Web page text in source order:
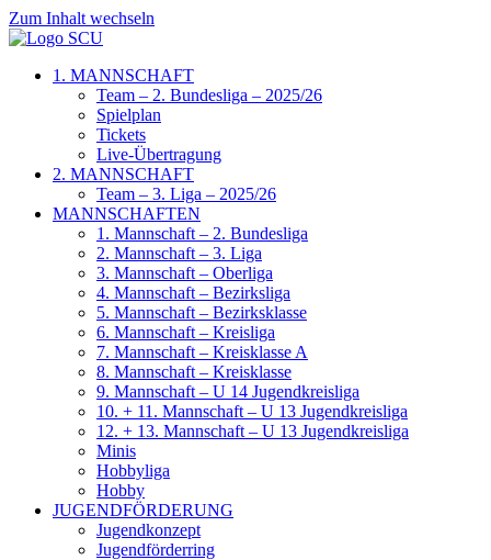
Zum Inhalt wechseln
1. MANNSCHAFT
Team – 2. Bundesliga – 2025/26
Spielplan
Tickets
Live-Übertragung
2. MANNSCHAFT
Team – 3. Liga – 2025/26
MANNSCHAFTEN
1. Mannschaft – 2. Bundesliga
2. Mannschaft – 3. Liga
3. Mannschaft – Oberliga
4. Mannschaft – Bezirksliga
5. Mannschaft – Bezirksklasse
6. Mannschaft – Kreisliga
7. Mannschaft – Kreisklasse A
8. Mannschaft – Kreisklasse
9. Mannschaft – U 14 Jugendkreisliga
10. + 11. Mannschaft – U 13 Jugendkreisliga
12. + 13. Mannschaft – U 13 Jugendkreisliga
Minis
Hobbyliga
Hobby
JUGENDFÖRDERUNG
Jugendkonzept
Jugendförderring